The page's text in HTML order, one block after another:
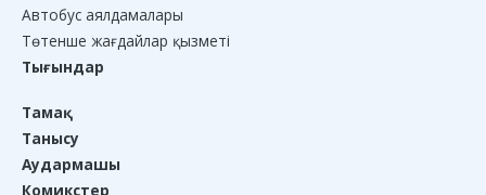
Автобус аялдамалары
Төтенше жағдайлар қызметі
Тығындар
Тамақ
Танысу
Аудармашы
Комикстер